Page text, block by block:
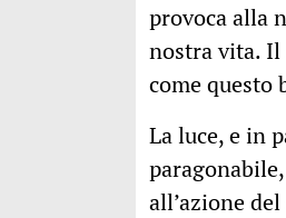
provoca alla
nostra vita. Il
come questo
La luce, e in
all’azione